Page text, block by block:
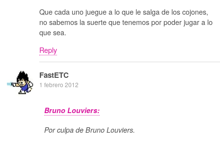
Que cada uno juegue a lo que le salga de los cojones,
no sabemos la suerte que tenemos por poder jugar a lo
que sea.
Reply
FastETC
1 febrero 2012
Bruno Louviers:
Por culpa de Bruno Louviers.